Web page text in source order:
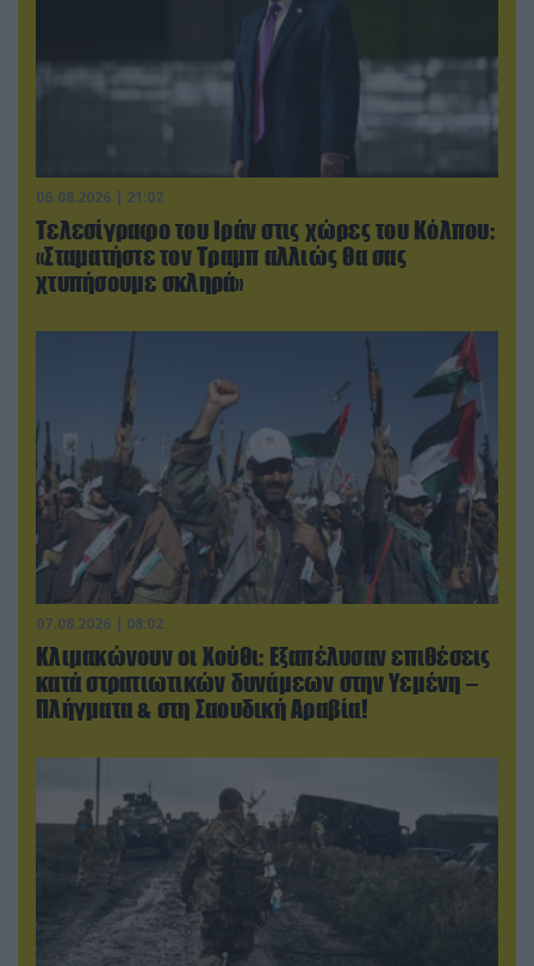
06.08.2026 | 21:02
Τελεσίγραφο του Ιράν στις χώρες του Κόλπου:
«Σταματήστε τον Τραμπ αλλιώς θα σας
χτυπήσουμε σκληρά»
07.08.2026 | 08:02
Κλιμακώνουν οι Χούθι: Eξαπέλυσαν επιθέσεις
κατά στρατιωτικών δυνάμεων στην Υεμένη –
Πλήγματα & στη Σαουδική Αραβία!